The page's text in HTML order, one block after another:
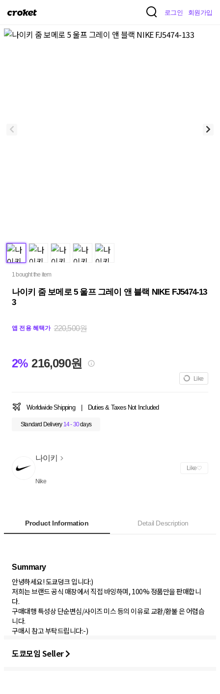
크
켓
로그인 회원가입
1 bought the item
나이키 줌 보메로 5 울프 그레이 앤 블랙 NIKE FJ5474-13
3
앱 전용 혜택가 220,500원
2% 216,090원
Like
Worldwide Shipping Duties & Taxes Not Included
Standard Delivery 14 - 30days
나이키
Nike
Like
Product Information Detail Description
Summary
안녕하세요! 도쿄덩크 입니다:)
저희는 브랜드 공식 매장에서 직접 바잉하며, 100% 정품만을 판매합니
다.
구매대행 특성상 단순변심/사이즈 미스 등의 이유로 교환/환불 은 어렵습
니다.
구매시 참고 부탁드립니다:-)
도쿄모임 Seller